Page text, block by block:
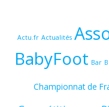
Actu.fr Actualités
BabyFoot Bar
Championnat de